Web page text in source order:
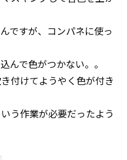
ですが、コンパネに使っ
んで色がつかない。。
付けてようやく色が付き
う作業が必要だったよう